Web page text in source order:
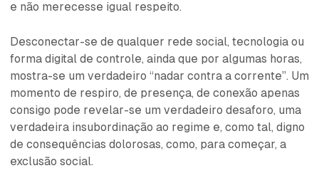
e não merecesse igual respeito.
Desconectar-se de qualquer rede social, tecnologia ou
forma digital de controle, ainda que por algumas horas,
mostra-se um verdadeiro “nadar contra a corrente”. Um
momento de respiro, de presença, de conexão apenas
consigo pode revelar-se um verdadeiro desaforo, uma
verdadeira insubordinação ao regime e, como tal, digno
de consequências dolorosas, como, para começar, a
exclusão social.